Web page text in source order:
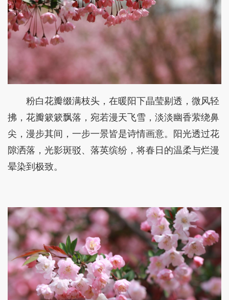
粉白花瓣缀满枝头，在暖阳下晶莹剔透，微风轻
拂，花瓣簌簌飘落，宛若漫天飞雪，淡淡幽香萦绕鼻
尖，漫步其间，一步一景皆是诗情画意。阳光透过花
隙洒落，光影斑驳、落英缤纷，将春日的温柔与烂漫
晕染到极致。